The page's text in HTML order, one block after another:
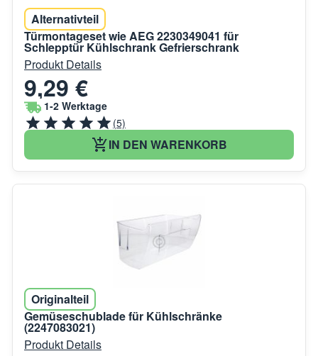
Alternativteil
Türmontageset wie AEG 2230349041 für
Schlepptür Kühlschrank Gefrierschrank
Produkt Details
9,29 €
1-2 Werktage
(5)
IN DEN WARENKORB
Originalteil
Gemüseschublade für Kühlschränke
(2247083021)
Produkt Details